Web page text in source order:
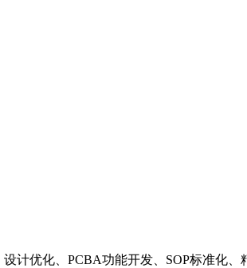
计优化、PCBA功能开发、SOP标准化